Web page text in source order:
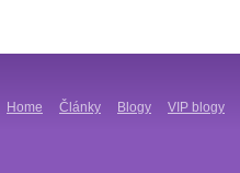
Home Články Blogy VIP blogy